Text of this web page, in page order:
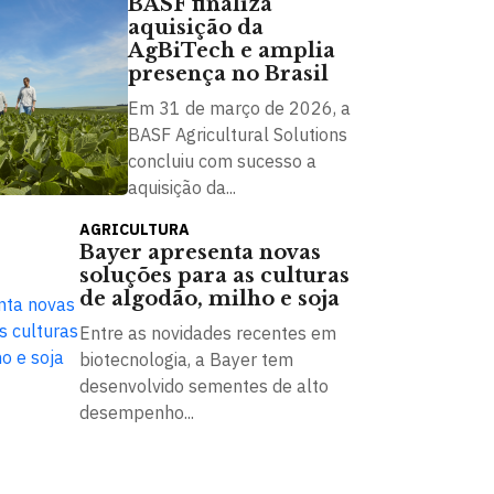
aquisição da
AgBiTech e amplia
presença no Brasil
Em 31 de março de 2026, a
BASF Agricultural Solutions
concluiu com sucesso a
aquisição da...
AGRICULTURA
Bayer apresenta novas
soluções para as culturas
de algodão, milho e soja
Entre as novidades recentes em
biotecnologia, a Bayer tem
desenvolvido sementes de alto
desempenho...